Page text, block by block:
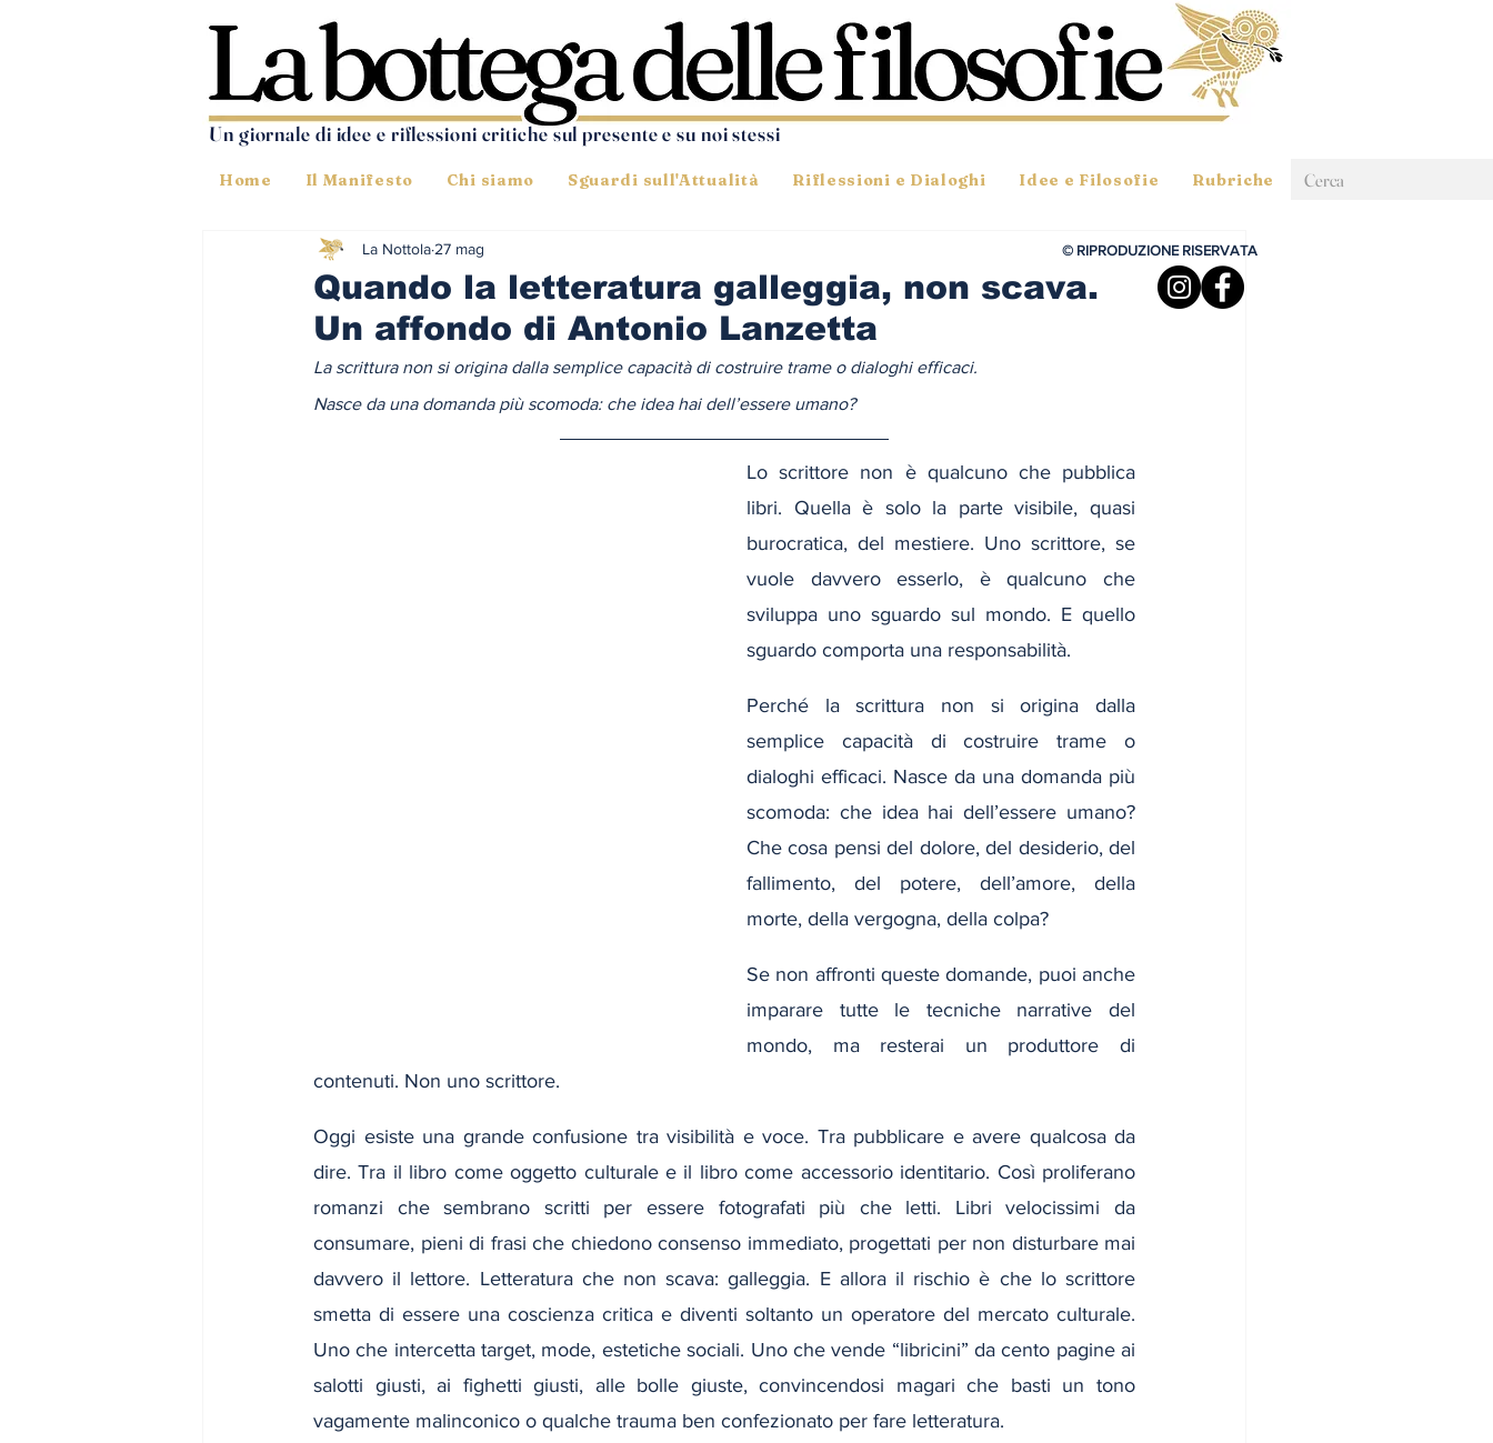
Un giornale di idee e riflessioni critiche sul presente e su noi stessi
Home Il Manifesto Chi siamo Sguardi sull'Attualità Riflessioni e Dialoghi Idee e Filosofie Rubriche
Quando la letteratura galleggia, non scava.
Un affondo di Antonio Lanzetta
La Nottola 27 mag
La scrittura non si origina dalla semplice capacità di costruire trame o dialoghi efficaci.
Nasce da una domanda più scomoda: che idea hai dell’essere umano?
Lo scrittore non è qualcuno che pubblica
libri. Quella è solo la parte visibile, quasi
burocratica, del mestiere. Uno scrittore, se
vuole davvero esserlo, è qualcuno che
sviluppa uno sguardo sul mondo. E quello
sguardo comporta una responsabilità.
Perché la scrittura non si origina dalla
semplice capacità di costruire trame o
dialoghi efficaci. Nasce da una domanda più
scomoda: che idea hai dell’essere umano?
Che cosa pensi del dolore, del desiderio, del
fallimento, del potere, dell’amore, della
morte, della vergogna, della colpa?
Se non affronti queste domande, puoi anche
imparare tutte le tecniche narrative del
mondo, ma resterai un produttore di
contenuti. Non uno scrittore.
Oggi esiste una grande confusione tra visibilità e voce. Tra pubblicare e avere qualcosa da
dire. Tra il libro come oggetto culturale e il libro come accessorio identitario. Così proliferano
romanzi che sembrano scritti per essere fotografati più che letti. Libri velocissimi da
consumare, pieni di frasi che chiedono consenso immediato, progettati per non disturbare mai
davvero il lettore. Letteratura che non scava: galleggia. E allora il rischio è che lo scrittore
smetta di essere una coscienza critica e diventi soltanto un operatore del mercato culturale.
Uno che intercetta target, mode, estetiche sociali. Uno che vende “libricini” da cento pagine ai
salotti giusti, ai fighetti giusti, alle bolle giuste, convincendosi magari che basti un tono
vagamente malinconico o qualche trauma ben confezionato per fare letteratura.
© RIPRODUZIONE RISERVATA